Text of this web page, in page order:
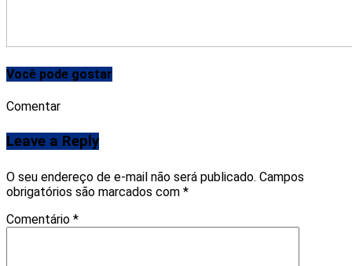
Você pode gostar
Comentar
Leave a Reply
O seu endereço de e-mail não será publicado. Campos
obrigatórios são marcados com *
Comentário *